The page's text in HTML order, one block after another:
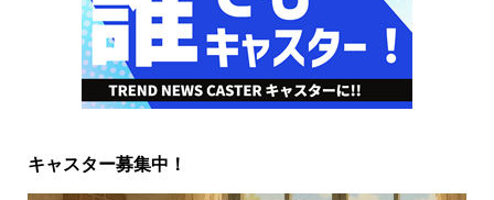
キャスター募集中！